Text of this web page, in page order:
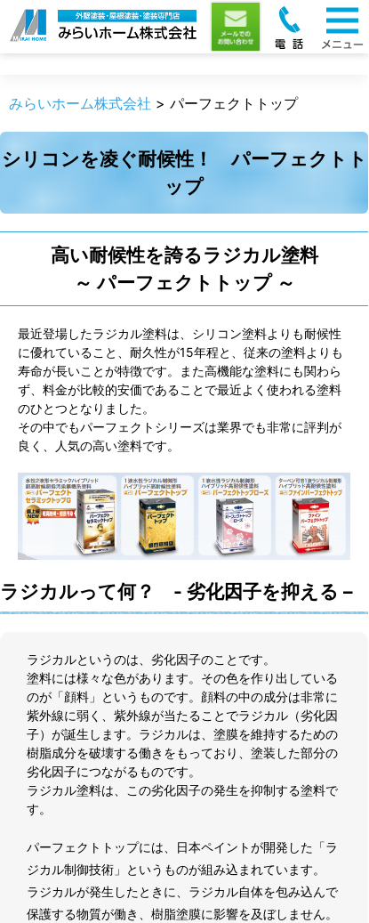
パーフェクトトップ
みらいホーム株式会社 > パーフェクトトップ
シリコンを凌ぐ耐候性！ パーフェクトト
ップ
高い耐候性を誇るラジカル塗料
～ パーフェクトトップ ～
最近登場したラジカル塗料は、シリコン塗料よりも耐候性
に優れていること、耐久性が15年程と、従来の塗料よりも
寿命が長いことが特徴です。また高機能な塗料にも関わら
ず、料金が比較的安価であることで最近よく使われる塗料
のひとつとなりました。
その中でもパーフェクトシリーズは業界でも非常に評判が
良く、人気の高い塗料です。
ラジカルって何？ - 劣化因子を抑える –
ラジカルというのは、劣化因子のことです。
塗料には様々な色があります。その色を作り出している
のが「顔料」というものです。顔料の中の成分は非常に
紫外線に弱く、紫外線が当たることでラジカル（劣化因
子）が誕生します。ラジカルは、塗膜を維持するための
樹脂成分を破壊する働きをもっており、塗装した部分の
劣化因子につながるものです。
ラジカル塗料は、この劣化因子の発生を抑制する塗料で
す。
パーフェクトトップには、日本ペイントが開発した「ラ
ジカル制御技術」というものが組み込まれています。
ラジカルが発生したときに、ラジカル自体を包み込んで
保護する物質が働き、樹脂塗膜に影響を及ぼしません。